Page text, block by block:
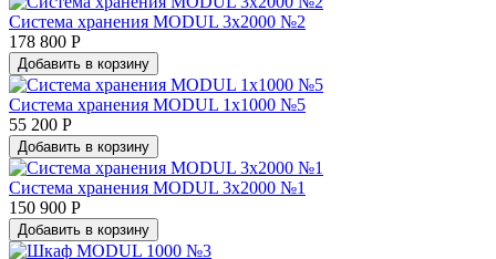
Система хранения MODUL 3х2000 №2
178 800 Р
Добавить в корзину
Система хранения MODUL 1х1000 №5
55 200 Р
Добавить в корзину
Система хранения MODUL 3х2000 №1
150 900 Р
Добавить в корзину